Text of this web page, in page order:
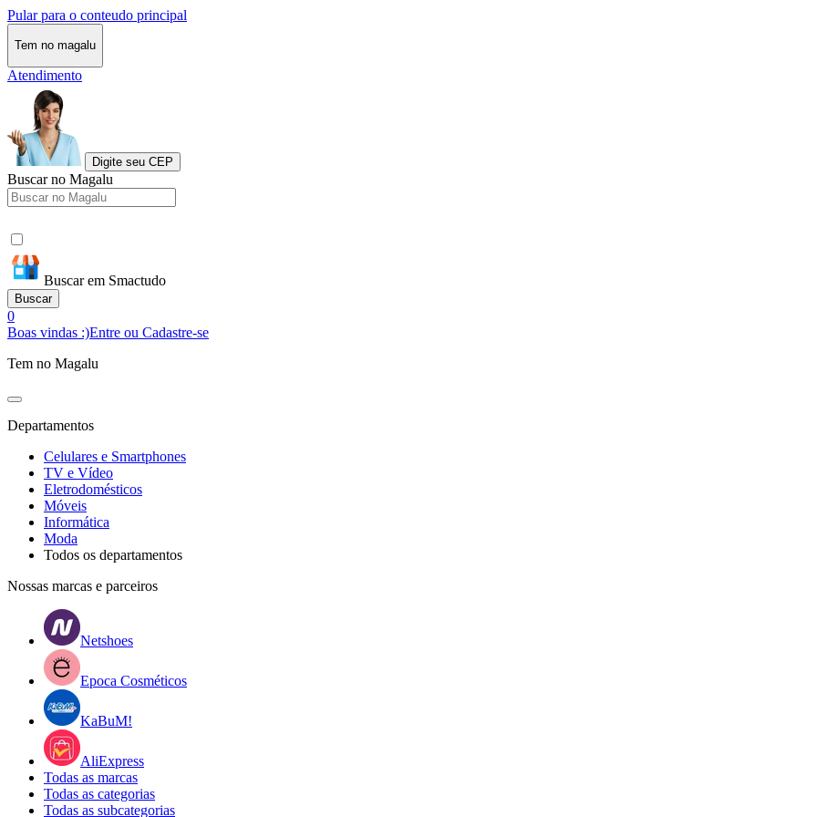
Pular para o conteudo principal
Tem no magalu
Atendimento
Digite seu CEP
Buscar no Magalu
Buscar em Smactudo
Buscar
0
Boas vindas :)Entre ou Cadastre-se
Tem no Magalu
Departamentos
Celulares e Smartphones
TV e Vídeo
Eletrodomésticos
Móveis
Informática
Moda
Todos os departamentos
Nossas marcas e parceiros
Netshoes
Epoca Cosméticos
KaBuM!
AliExpress
Todas as marcas
Todas as categorias
Todas as subcategorias